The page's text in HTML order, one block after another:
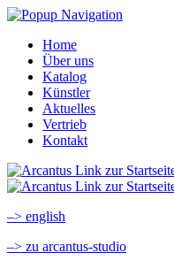
Home
Über uns
Katalog
Künstler
Aktuelles
Vertrieb
Kontakt
–> english
–> zu arcantus-studio